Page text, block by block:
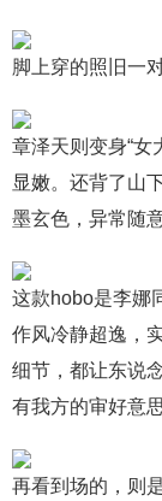
脚上穿的照旧一
章泽天则变身“女
显嫩。还背了山
墨玄色，异常随
这款hobo是李娜
作风冷静超逸，
细节，都让东说
有我方的审好意
再看到场的，则